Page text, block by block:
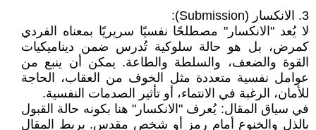
3. الانكسار (Submission):
لا يُعد "الانكسار" مصطلحًا نفسيًا سريريًا بمعناه الفردي
كمرض، بل هو حالة سلوكية تُدرس ضمن ديناميكيات
القوة والضعف، والسلطة والطاعة. يمكن أن ينبع من
عوامل نفسية متعددة مثل الخوف من العقاب، الحاجة
للأمان، الرغبة في الانتماء، أو تأثير الصدمات النفسية.
في سياق المقال: يُعرف "الانكسار" هنا بكونه حالة القبول
بالذل والخنوع أمام رمز أو شخص مقدس. يربط المقال